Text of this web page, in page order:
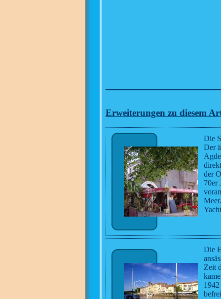
Erweiterungen zu diesem
Die
Der
der
70er
Die
Zeit